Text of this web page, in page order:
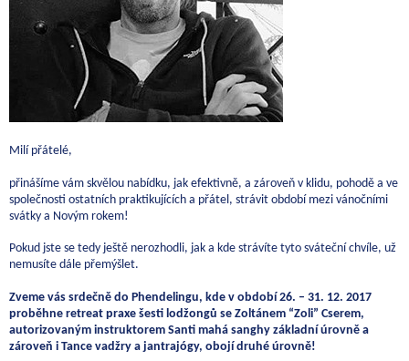
Milí přátelé,
přinášíme vám skvělou nabídku, jak efektivně, a zároveň v klidu, pohodě a ve
společnosti ostatních praktikujících a přátel, strávit období mezi vánočními
svátky a Novým rokem!
Pokud jste se tedy ještě nerozhodli, jak a kde strávíte tyto sváteční chvíle, už
nemusíte dále přemýšlet.
Zveme vás srdečně do Phendelingu, kde v období 26. – 31. 12. 2017
proběhne retreat praxe šesti lodžongů se Zoltánem “Zoli” Cserem,
autorizovaným instruktorem Santi mahá sanghy základní úrovně a
zároveň i Tance vadžry a jantrajógy, obojí druhé úrovně!